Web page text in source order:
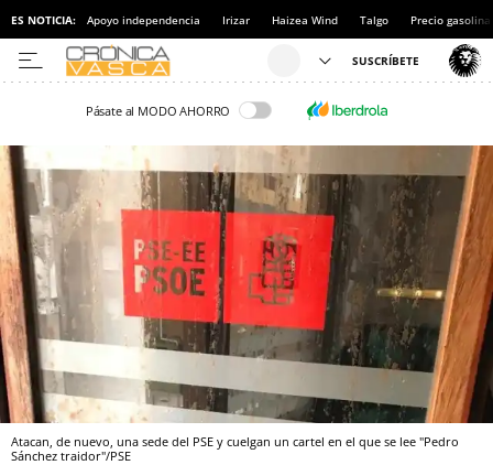
ES NOTICIA: Apoyo independencia Irizar Haizea Wind Talgo Precio gasolina
Pásate al MODO AHORRO
Atacan, de nuevo, una sede del PSE y cuelgan un cartel en el que se lee "Pedro
Sánchez traidor"/PSE